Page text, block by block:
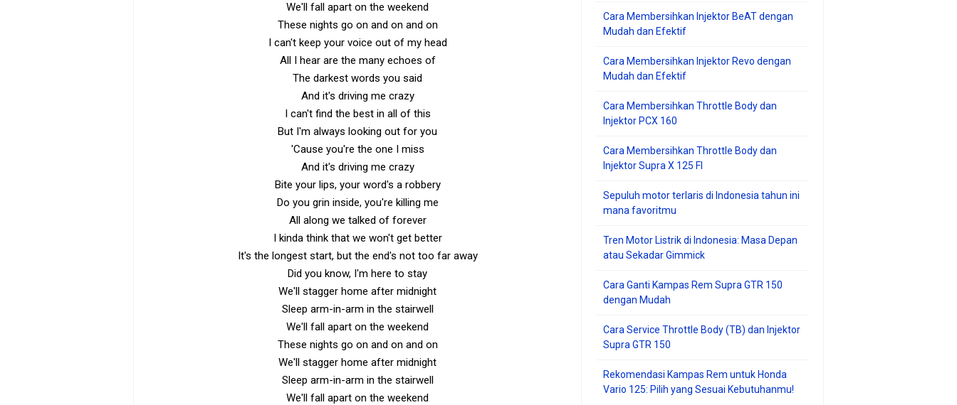
We'll fall apart on the weekend
These nights go on and on and on
I can't keep your voice out of my head
All I hear are the many echoes of
The darkest words you said
And it's driving me crazy
I can't find the best in all of this
But I'm always looking out for you
'Cause you're the one I miss
And it's driving me crazy
Bite your lips, your word's a robbery
Do you grin inside, you're killing me
All along we talked of forever
I kinda think that we won't get better
It's the longest start, but the end's not too far away
Did you know, I'm here to stay
We'll stagger home after midnight
Sleep arm-in-arm in the stairwell
We'll fall apart on the weekend
These nights go on and on and on
We'll stagger home after midnight
Sleep arm-in-arm in the stairwell
We'll fall apart on the weekend
Cara Membersihkan Injektor BeAT dengan
Mudah dan Efektif
Cara Membersihkan Injektor Revo dengan
Mudah dan Efektif
Cara Membersihkan Throttle Body dan
Injektor PCX 160
Cara Membersihkan Throttle Body dan
Injektor Supra X 125 FI
Sepuluh motor terlaris di Indonesia tahun ini
mana favoritmu
Tren Motor Listrik di Indonesia: Masa Depan
atau Sekadar Gimmick
Cara Ganti Kampas Rem Supra GTR 150
dengan Mudah
Cara Service Throttle Body (TB) dan Injektor
Supra GTR 150
Rekomendasi Kampas Rem untuk Honda
Vario 125: Pilih yang Sesuai Kebutuhanmu!